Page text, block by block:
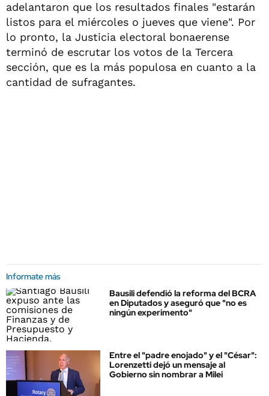
adelantaron que los resultados finales "estarán
listos para el miércoles o jueves que viene". Por
lo pronto, la Justicia electoral bonaerense
terminó de escrutar los votos de la Tercera
sección, que es la más populosa en cuanto a la
cantidad de sufragantes.
Informate más
Bausili defendió la reforma del BCRA
en Diputados y aseguró que "no es
ningún experimento"
Entre el "padre enojado" y el "César":
Lorenzetti dejó un mensaje al
Gobierno sin nombrar a Milei